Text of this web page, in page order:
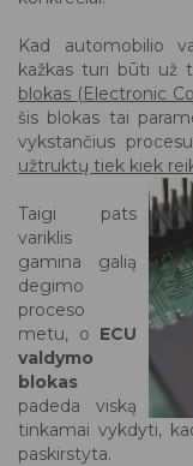
Kad automobilio
kažkas turi būti už
blokas (Electronic
šis blokas tai
vykstančius
užtruktų tiek kiek
Taigi pats
variklis
gamina galią
degimo
proceso
metu, o ECU
valdymo
blokas
padeda viską
tinkamai vykdyti,
paskirstyta.